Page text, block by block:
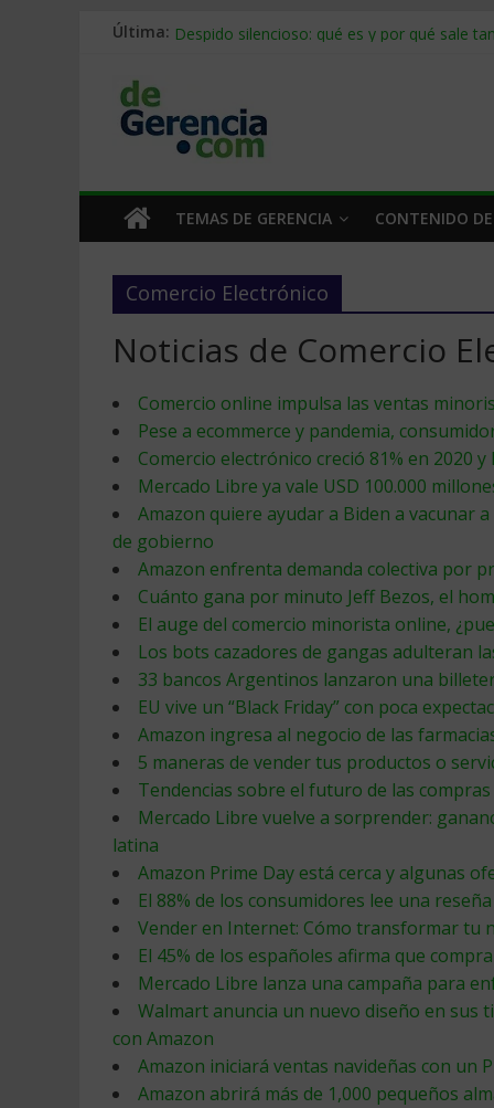
Última: Stablecoins para empresas: cómo pagar y
Trabajo forzoso en la cadena de suministro:
Mercado hispano de EE. UU.: cómo
TEMAS DE GERENCIA CONTENIDO
Comercio Electrónico
Noticias de Comercio
Comercio online impulsa las ventas
Pese a ecommerce y pandemia,
Comercio electrónico creció 81% en 2020
Mercado Libre ya vale USD 100.000
Amazon quiere ayudar a Biden a vacunar
de gobierno
Amazon enfrenta demanda colectiva por
Cuánto gana por minuto Jeff Bezos, el
El auge del comercio minorista online,
Los bots cazadores de gangas adulteran
33 bancos Argentinos lanzaron una
EU vive un “Black Friday” con poca
Amazon ingresa al negocio de las
5 maneras de vender tus productos o
Tendencias sobre el futuro de las
Mercado Libre vuelve a sorprender:
latina
Amazon Prime Day está cerca y algunas
El 88% de los consumidores lee una
Vender en Internet: Cómo transformar tu
El 45% de los españoles afirma que
Mercado Libre lanza una campaña para
Walmart anuncia un nuevo diseño en sus
con Amazon
Amazon iniciará ventas navideñas con un
Amazon abrirá más de 1,000 pequeños